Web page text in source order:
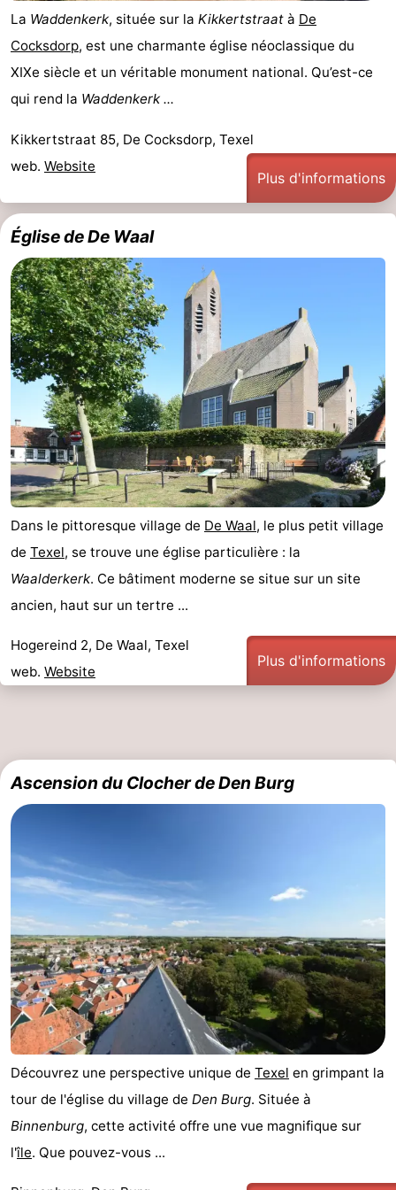
et
faire
Lieux
d'intérêt
-
Musées
-
Monuments
-
Moulins
-
Points
de
vue
Attractions
-
Croisières
-
Fermes
Terrains
de
jeux
-
Parcours
de
mini-
golf
Nature
Visites
guidées
Sports
-
Faire
-
Surfen
-
Peche
Sportive
-
Equitation
sur
les
Wadden
des
phoques
Boire
et
manger
Événements
Pratiques
Forum
Route
Ferry
La Waddenkerk, située sur la Kikkertstraat à De
Cocksdorp, est une charmante église néoclassique du
XIXe siècle et un véritable monument national. Qu’est-ce
qui rend la Waddenkerk ...
Kikkertstraat 85, De Cocksdorp, Texel
web. Website
Plus d'informations
Église de De Waal
Dans le pittoresque village de De Waal, le plus petit village
de Texel, se trouve une église particulière : la
Waalderkerk. Ce bâtiment moderne se situe sur un site
ancien, haut sur un tertre ...
Hogereind 2, De Waal, Texel
web. Website
Plus d'informations
Ascension du Clocher de Den Burg
Découvrez une perspective unique de Texel en grimpant la
tour de l'église du village de Den Burg. Située à
Binnenburg, cette activité offre une vue magnifique sur
l'île. Que pouvez-vous ...